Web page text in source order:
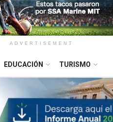
ADVERTISEMENT
EDUCACIÓN TURISMO